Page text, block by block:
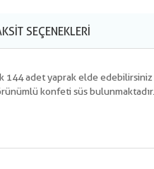
SEÇENEKLERI
144 adet yaprak elde edebilirsiniz
konfeti süs bulunmaktadır.